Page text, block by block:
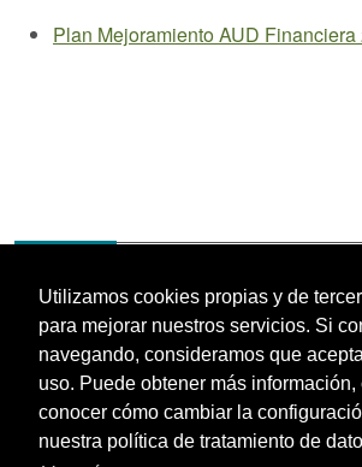
Utilizamos cookies propias y de
para mejorar nuestros servicios. Si
navegando, consideramos que
uso. Puede obtener más información,
conocer cómo cambiar la
nuestra política de tratamiento de
Plan Mejoramiento AUD Financiera
Política de
Personales|Políticas de
Condiciones de Uso